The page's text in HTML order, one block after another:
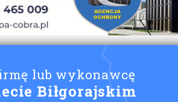
lub wykonawcę
Biłgorajskim